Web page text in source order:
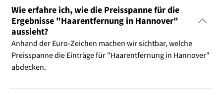
Wie erfahre ich, wie die Preisspanne für die
Ergebnisse "Haarentfernung in Hannover"
aussieht?
Anhand der Euro-Zeichen machen wir sichtbar, welche
Preisspanne die Einträge für "Haarentfernung in Hannover"
abdecken.